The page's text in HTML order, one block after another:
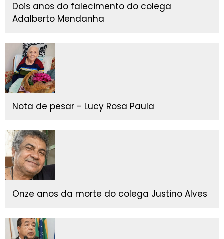
Dois anos do falecimento do colega
Adalberto Mendanha
Nota de pesar - Lucy Rosa Paula
Onze anos da morte do colega Justino Alves